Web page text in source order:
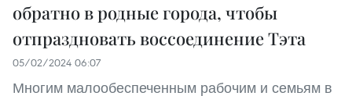
обратно в родные города, чтобы
отпраздновать воссоединение Тэта
05/02/2024 06:07
Многим малообеспеченным рабочим и семьям в